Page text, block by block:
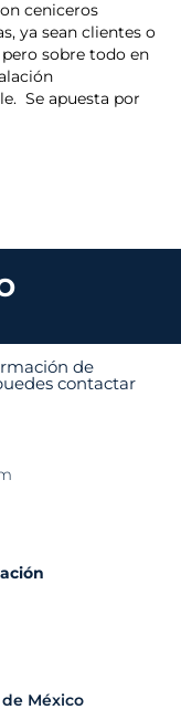
ceniceros
ya sean clientes o
sobre todo en
Se apuesta por
de
contactar
México